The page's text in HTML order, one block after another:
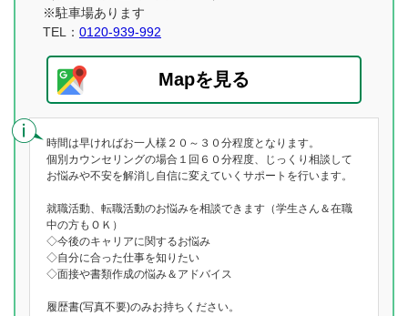
※駐車場あります
TEL： 0120-939-992
Mapを見る
時間は早ければお一人様２０～３０分程度となります。
個別カウンセリングの場合１回６０分程度、じっくり相談して
お悩みや不安を解消し自信に変えていくサポートを行います。
就職活動、転職活動のお悩みを相談できます（学生さん＆在職
中の方もＯＫ）
◇今後のキャリアに関するお悩み
◇自分に合った仕事を知りたい
◇面接や書類作成の悩み＆アドバイス
履歴書(写真不要)のみお持ちください。